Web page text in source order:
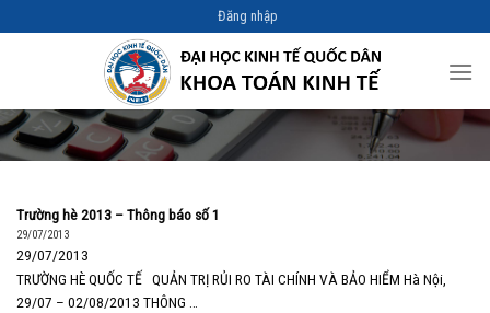
to
Đăng nhập
Trường hè 2013 – Thông báo số 1
29/07/2013
29/07/2013
TRƯỜNG HÈ QUỐC TẾ QUẢN TRỊ RỦI RO TÀI CHÍNH VÀ BẢO HIỂM Hà Nội,
29/07 – 02/08/2013 THÔNG …